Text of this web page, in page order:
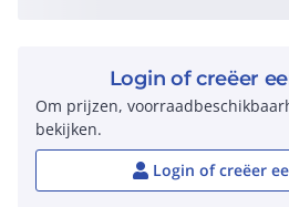
Login of creëer
Om prijzen,
bekijken.
Login of creëer